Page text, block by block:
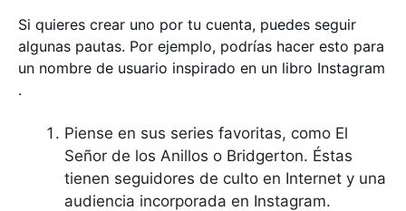
Si quieres crear uno por tu cuenta, puedes seguir
algunas pautas. Por ejemplo, podrías hacer esto para
un nombre de usuario inspirado en un libro Instagram
.
Piense en sus series favoritas, como El
Señor de los Anillos o Bridgerton. Éstas
tienen seguidores de culto en Internet y una
audiencia incorporada en Instagram.